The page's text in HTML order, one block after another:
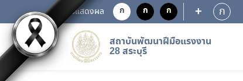
การแสดงผล ก ก ก + ก
สถาบันพัฒนาฝีมือแรงงาน
28 สระบุรี